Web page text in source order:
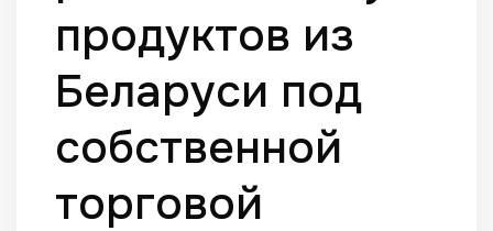
продуктов из
Беларуси под
собственной
торговой